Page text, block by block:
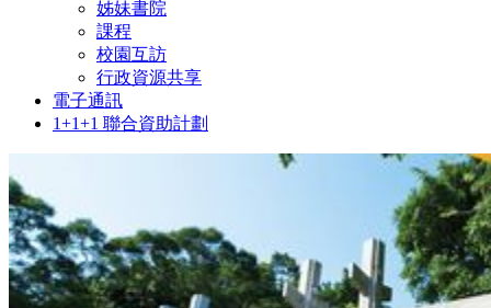
姊妹書院
課程
校園互訪
行政資源共享
電子通訊
1+1+1 聯合資助計劃